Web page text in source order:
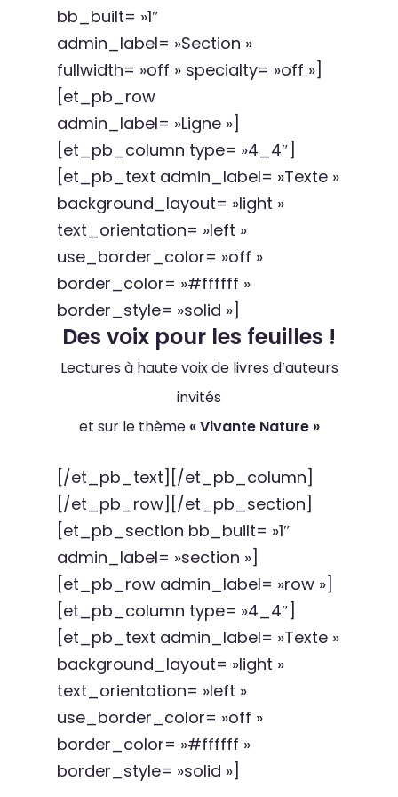
bb_built= »1″
admin_label= »Section »
fullwidth= »off » specialty= »off »]
[et_pb_row
admin_label= »Ligne »]
[et_pb_column type= »4_4″]
[et_pb_text admin_label= »Texte »
background_layout= »light »
text_orientation= »left »
use_border_color= »off »
border_color= »#ffffff »
border_style= »solid »]
Des voix pour les feuilles !
Lectures à haute voix de livres d’auteurs
invités
et sur le thème « Vivante Nature »
[/et_pb_text][/et_pb_column]
[/et_pb_row][/et_pb_section]
[et_pb_section bb_built= »1″
admin_label= »section »]
[et_pb_row admin_label= »row »]
[et_pb_column type= »4_4″]
[et_pb_text admin_label= »Texte »
background_layout= »light »
text_orientation= »left »
use_border_color= »off »
border_color= »#ffffff »
border_style= »solid »]